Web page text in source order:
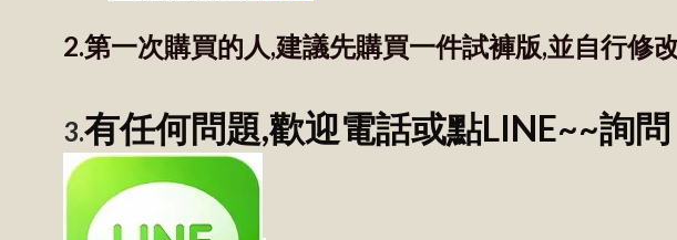
2.第一次購買的人,建議先購買一件試褲版,並自行修
3.有任何問題,歡迎電話或點LINE~~詢問